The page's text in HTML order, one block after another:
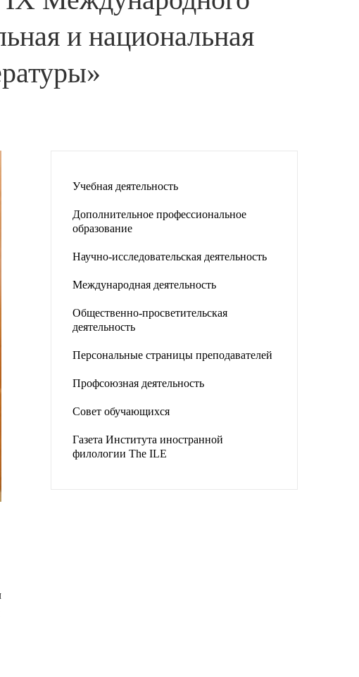
и национальная
Учебная деятельность
Дополнительное профессиональное
образование
Научно-исследовательская деятельность
Международная деятельность
Общественно-просветительская
деятельность
Персональные страницы преподавателей
Профсоюзная деятельность
Совет обучающихся
Газета Института иностранной
филологии The ILE